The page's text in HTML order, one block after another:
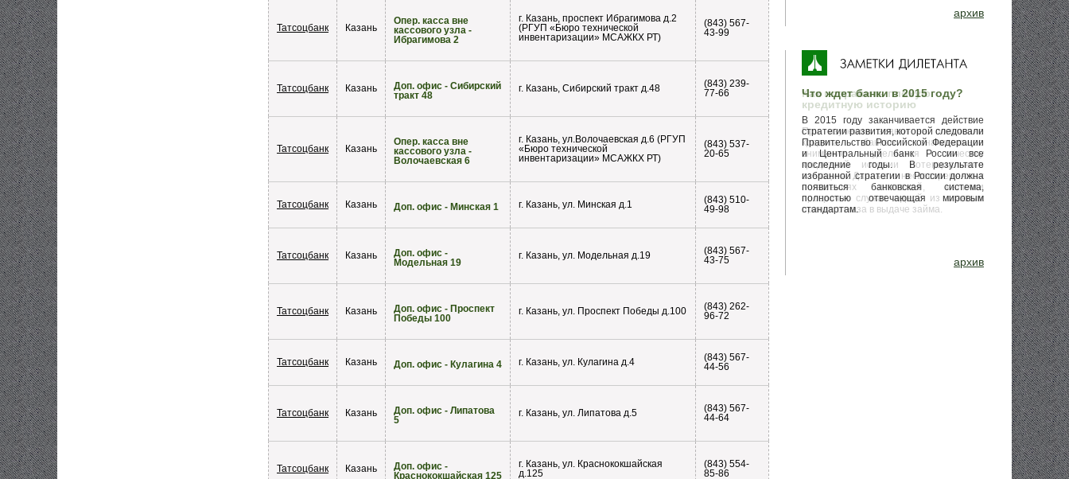
Татсоцбанк Казань
Опер. касса вне
кассового узла -
Ибрагимова 2
г. Казань, проспект Ибрагимова д.2
(РГУП «Бюро технической
инвентаризации» МСАЖКХ РТ)
(843) 567-
43-99
Татсоцбанк Казань
Доп. офис - Сибирский
тракт 48
г. Казань, Сибирский тракт д.48
(843) 239-
77-66
Татсоцбанк Казань
Опер. касса вне
кассового узла -
Волочаевская 6
г. Казань, ул.Волочаевская д.6 (РГУП
«Бюро технической
инвентаризации» МСАЖКХ РТ)
(843) 537-
20-65
Татсоцбанк Казань Доп. офис - Минская 1 г. Казань, ул. Минская д.1
(843) 510-
49-98
Татсоцбанк Казань
Доп. офис -
Модельная 19
г. Казань, ул. Модельная д.19
(843) 567-
43-75
Татсоцбанк Казань
Доп. офис - Проспект
Победы 100
г. Казань, ул. Проспект Победы д.100
(843) 262-
96-72
Татсоцбанк Казань Доп. офис - Кулагина 4 г. Казань, ул. Кулагина д.4
(843) 567-
44-56
Татсоцбанк Казань
Доп. офис - Липатова
5
г. Казань, ул. Липатова д.5
(843) 567-
44-64
Татсоцбанк Казань
Доп. офис -
Краснококшайская 125
г. Казань, ул. Краснококшайская
д.125
(843) 554-
85-86
архив
Как исправить плохую
кредитную историю
При изучении заявки на получение
кредита банком значительное
внимание уделяется качеству
кредитной истории потенциального
заемщика. Данные о несвоевременных
погашениях платежей, наличии
просрочек служат одной из главных
причин отказа в выдаче займа.
архив